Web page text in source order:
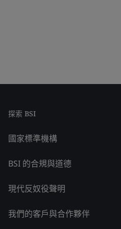
探索 BSI
國家標準機構
BSI 的合規與道德
現代反奴役聲明
我們的客戶與合作夥伴